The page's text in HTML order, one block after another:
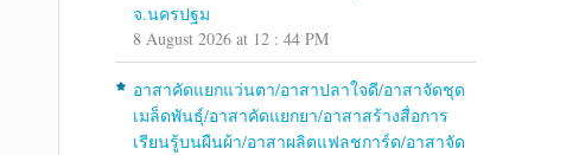
จ.นครปฐม
8 August 2026 at 12 : 44 PM
อาสาคัดแยกแว่นตา/อาสาปลาใจดี/อาสาจัดชุด
เมล็ดพันธุ์/อาสาคัดแยกยา/อาสาสร้างสื่อการ
เรียนรู้บนผืนผ้า/อาสาผลิตแฟลชการ์ด/อาสาจัด